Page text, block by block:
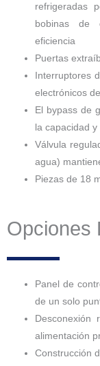
refrigeradas
bobinas de
eficiencia
Puertas
Interruptores
electrónicos
El bypass de
la capacidad
Válvula
agua)
Piezas de 18
Opciones
Panel de
de un solo
Desconexión
alimentación
Construcción